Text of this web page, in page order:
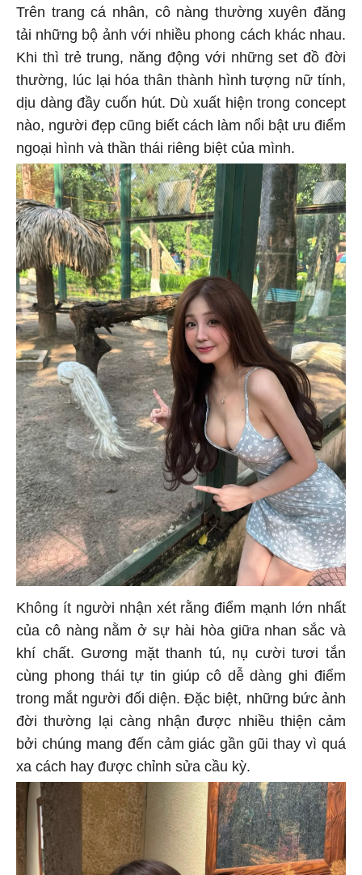
Trên trang cá nhân, cô nàng thường xuyên đăng
tải những bộ ảnh với nhiều phong cách khác nhau.
Khi thì trẻ trung, năng động với những set đồ đời
thường, lúc lại hóa thân thành hình tượng nữ tính,
dịu dàng đầy cuốn hút. Dù xuất hiện trong concept
nào, người đẹp cũng biết cách làm nổi bật ưu điểm
ngoại hình và thần thái riêng biệt của mình.
Không ít người nhận xét rằng điểm mạnh lớn nhất
của cô nàng nằm ở sự hài hòa giữa nhan sắc và
khí chất. Gương mặt thanh tú, nụ cười tươi tắn
cùng phong thái tự tin giúp cô dễ dàng ghi điểm
trong mắt người đối diện. Đặc biệt, những bức ảnh
đời thường lại càng nhận được nhiều thiện cảm
bởi chúng mang đến cảm giác gần gũi thay vì quá
xa cách hay được chỉnh sửa cầu kỳ.